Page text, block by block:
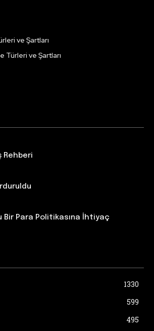
ve Şartları
Türleri ve Şartları
Rehberi
Bir Para Politikasına İhtiyaç
1330
599
495